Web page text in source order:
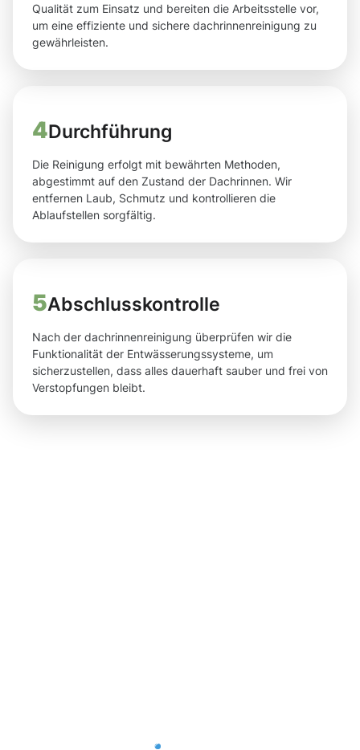
Qualität zum Einsatz und bereiten die Arbeitsstelle vor,
um eine effiziente und sichere dachrinnenreinigung zu
gewährleisten.
4Durchführung
Die Reinigung erfolgt mit bewährten Methoden,
abgestimmt auf den Zustand der Dachrinnen. Wir
entfernen Laub, Schmutz und kontrollieren die
Ablaufstellen sorgfältig.
5Abschlusskontrolle
Nach der dachrinnenreinigung überprüfen wir die
Funktionalität der Entwässerungssysteme, um
sicherzustellen, dass alles dauerhaft sauber und frei von
Verstopfungen bleibt.